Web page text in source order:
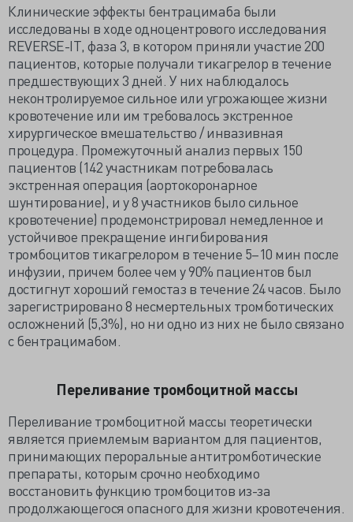
Клинические эффекты бентрацимаба были
исследованы в ходе одноцентрового исследования
REVERSE-IT, фаза 3, в котором приняли участие 200
пациентов, которые получали тикагрелор в течение
предшествующих 3 дней. У них наблюдалось
неконтролируемое сильное или угрожающее жизни
кровотечение или им требовалось экстренное
хирургическое вмешательство / инвазивная
процедура. Промежуточный анализ первых 150
пациентов (142 участникам потребовалась
экстренная операция (аортокоронарное
шунтирование), и у 8 участников было сильное
кровотечение) продемонстрировал немедленное и
устойчивое прекращение ингибирования
тромбоцитов тикагрелором в течение 5–10 мин после
инфузии, причем более чем у 90% пациентов был
достигнут хороший гемостаз в течение 24 часов. Было
зарегистрировано 8 несмертельных тромботических
осложнений (5,3%), но ни одно из них не было связано
с бентрацимабом.
Переливание тромбоцитной массы
Переливание тромбоцитной массы теоретически
является приемлемым вариантом для пациентов,
принимающих пероральные антитромботические
препараты, которым срочно необходимо
восстановить функцию тромбоцитов из-за
продолжающегося опасного для жизни кровотечения.